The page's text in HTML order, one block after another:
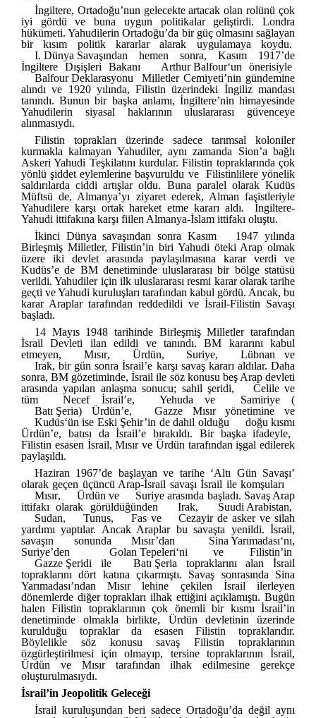
İngiltere, Ortadoğu’nun gelecekte artacak olan rolünü çok
iyi gördü ve buna uygun politikalar geliştirdi. Londra
hükümeti. Yahudilerin Ortadoğu’da bir güç olmasını sağlayan
bir kısım politik kararlar alarak uygulamaya koydu.
I. Dünya Savaşından hemen sonra, Kasım 1917’de
İngiltere Dışişleri Bakanı
Arthur Balfour‘un önerisiyle
Balfour Deklarasyonu Milletler Cemiyeti’nin gündemine
alındı ve 1920 yılında, Filistin üzerindeki İngiliz mandası
tanındı. Bunun bir başka anlamı, İngiltere’nin himayesinde
Yahudilerin siyasal haklarının uluslararası güvenceye
alınmasıydı.
Filistin toprakları üzerinde sadece tarımsal koloniler
kurmakla kalmayan Yahudiler, aynı zamanda Sion’a bağlı
Askeri Yahudi Teşkilatını kurdular. Filistin topraklarında çok
yönlü şiddet eylemlerine başvuruldu ve Filistinlilere yönelik
saldırılarda ciddi artışlar oldu. Buna paralel olarak Kudüs
Müftsü de, Almanya’yı ziyaret ederek, Alman faşistleriyle
Yahudilere karşı ortak hareket etme kararı aldı. İngiltere-
Yahudi ittifakına karşı fiilen Almanya-İslam ittifakı oluştu.
İkinci Dünya savaşından sonra Kasım
1947 yılında
Birleşmiş Milletler, Filistin’in biri Yahudi öteki Arap olmak
üzere iki devlet arasında paylaşılmasına karar verdi ve
Kudüs’e de BM denetiminde uluslararası bir bölge statüsü
verildi. Yahudiler için ilk uluslararası resmi karar olarak tarihe
geçti ve Yahudi kuruluşları tarafından kabul gördü. Ancak, bu
karar Araplar tarafından reddedildi ve İsrail-Filistin Savaşı
başladı.
14 Mayıs 1948 tarihinde Birleşmiş Milletler tarafından
İsrail Devleti ilan edildi ve tanındı. BM kararını kabul
etmeyen,
Mısır, Ürdün, Suriye, Lübnan ve
Irak, bir gün sonra İsrail’e karşı savaş kararı aldılar. Daha
sonra, BM gözetiminde, İsrail ile söz konusu beş Arap devleti
arasında yapılan anlaşma sonucu; sahil şeridi,
Celileve
tüm
Necefİsrail’e, Yehuda ve Samiriye(
Batı Şeria) Ürdün’e, Gazze Mısır yönetimine ve
Kudüs‘ün ise Eski Şehir’in de dahil olduğu
doğu kısmı
Ürdün’e, batısı da İsrail’e bırakıldı. Bir başka ifadeyle,
Filistin esasen İsrail, Mısır ve Ürdün tarafından işgal edilerek
paylaşıldı.
Haziran 1967’de başlayan ve tarihe ‘Altı Gün Savaşı’
olarak geçen üçüncü Arap-İsrail savaşı İsrail ile komşuları
Mısır, Ürdün ve Suriye arasında başladı. Savaş Arap
ittifakı olarak görüldüğünden
Irak, Suudi Arabistan,
Sudan, Tunus, Fasve Cezayirde asker ve silah
yardımı yaptılar. Ancak Araplar bu savaşta yenildi. İsrail,
savaşın sonunda Mısır’dan
Sina Yarımadası‘nı,
Suriye’den
Golan Tepeleri‘ni ve Filistin’in
Gazze Şeridi ile Batı Şeria topraklarını alan İsrail
topraklarını dört katına çıkarmıştı. Savaş sonrasında Sina
Yarımadası’ndan Mısır lehine çekilen İsrail ilerleyen
dönemlerde diğer toprakları ilhak ettiğini açıklamıştı. Bugün
halen Filistin topraklarının çok önemli bir kısmı İsrail’in
denetiminde olmakla birlikte, Ürdün devletinin üzerinde
kurulduğu topraklar da esasen Filistin topraklarıdır.
Böylelikle söz konusu savaşFilistin topraklarının
özgürleştirilmesi için olmayıp, tersine topraklarının İsrail,
Ürdün ve Mısır tarafından ilhak edilmesine gerekçe
oluşturulmasıydı.
İsrail’in Jeopolitik Geleceği
İsrail kuruluşundan beri sadece Ortadoğu’da değil aynı